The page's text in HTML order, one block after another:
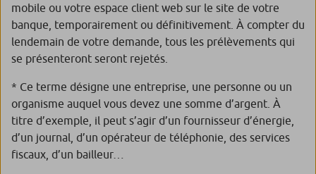
mobile ou votre espace client web sur le site de votre
banque, temporairement ou définitivement. À compter du
lendemain de votre demande, tous les prélèvements qui
se présenteront seront rejetés.
* Ce terme désigne une entreprise, une personne ou un
organisme auquel vous devez une somme d’argent. À
titre d’exemple, il peut s’agir d’un fournisseur d’énergie,
d’un journal, d’un opérateur de téléphonie, des services
fiscaux, d’un bailleur…